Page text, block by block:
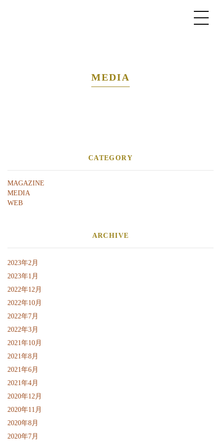
MEDIA
CATEGORY
MAGAZINE
MEDIA
WEB
ARCHIVE
2023年2月
2023年1月
2022年12月
2022年10月
2022年7月
2022年3月
2021年10月
2021年8月
2021年6月
2021年4月
2020年12月
2020年11月
2020年8月
2020年7月